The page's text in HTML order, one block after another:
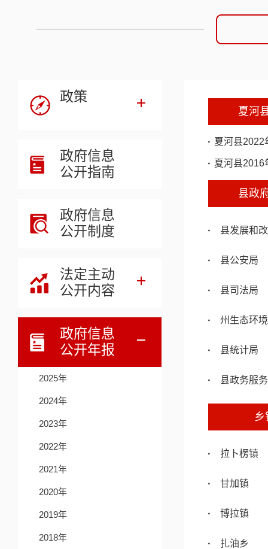
政策
政府信息
公开指南
政府信息
公开制度
法定主动
公开内容
政府信息
公开年报
2025年
2024年
2023年
2022年
2021年
2020年
2019年
2018年
夏河
夏河县2022
夏河县2016
县政
县发展和
县公安局
县司法局
州生态环
县统计局
县政务服
拉卜楞镇
甘加镇
博拉镇
扎油乡